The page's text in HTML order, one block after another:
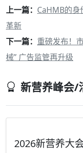
上一篇： CaHMB的
革新
下一篇： 重磅发布！
械” 广告监管再升级
新营养峰会/
2026新营养大